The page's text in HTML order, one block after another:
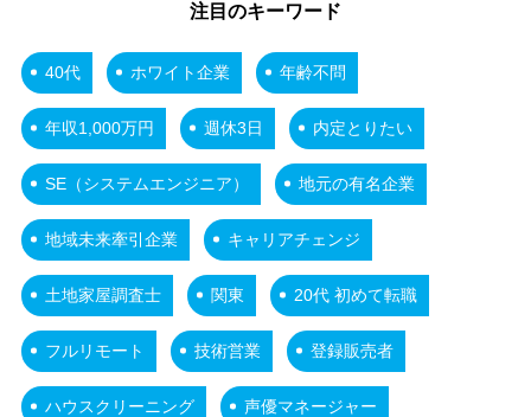
注目のキーワード
40代 ホワイト企業 年齢不問
年収1,000万円 週休3日 内定とりたい
SE（システムエンジニア） 地元の有名企業
地域未来牽引企業 キャリアチェンジ
土地家屋調査士 関東 20代 初めて転職
フルリモート 技術営業 登録販売者
ハウスクリーニング 声優マネージャー